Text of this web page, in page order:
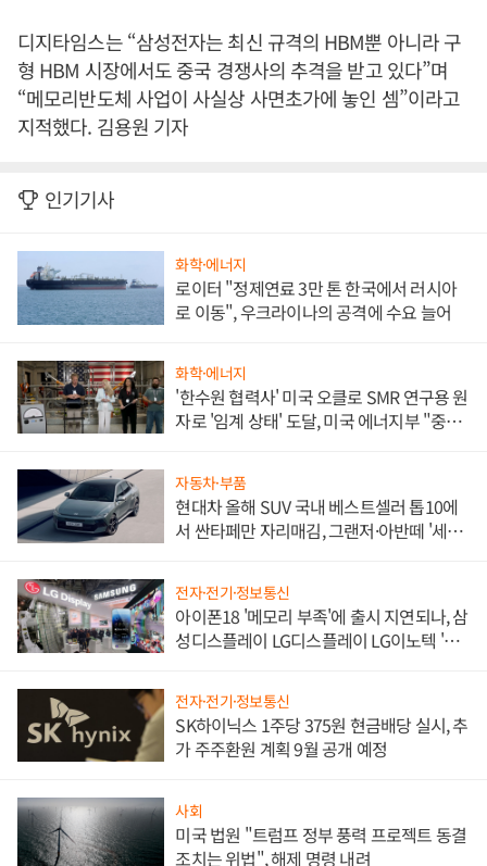
디지타임스는 “삼성전자는 최신 규격의 HBM뿐 아니라 구
형 HBM 시장에서도 중국 경쟁사의 추격을 받고 있다”며
“메모리반도체 사업이 사실상 사면초가에 놓인 셈”이라고
지적했다. 김용원 기자
인기기사
화학·에너지
로이터 "정제연료 3만 톤 한국에서 러시아
로 이동", 우크라이나의 공격에 수요 늘어
화학·에너지
'한수원 협력사' 미국 오클로 SMR 연구용 원
자로 '임계 상태' 도달, 미국 에너지부 "중요
자동차·부품
현대차 올해 SUV 국내 베스트셀러 톱10에
서 싼타페만 자리매김, 그랜저·아반떼 '세단
전자·전기·정보통신
아이폰18 '메모리 부족'에 출시 지연되나, 삼
성디스플레이 LG디스플레이 LG이노텍 '탈
전자·전기·정보통신
SK하이닉스 1주당 375원 현금배당 실시, 추
가 주주환원 계획 9월 공개 예정
사회
미국 법원 "트럼프 정부 풍력 프로젝트 동결
조치는 위법", 해제 명령 내려